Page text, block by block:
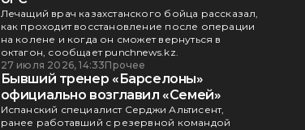
Лечащий врач казахстанского бойца рассказал,
как проходит восстановление после операции
на колене и когда он сможет вернуться в
октагон, сообщает punchnews.kz.
27 июля 2026, 14:33Прочее
Бывший тренер «Барселоны»
официально возглавил «Семей»
Испанский специалист Серджи Альтисент,
ранее работавший с резервной командой